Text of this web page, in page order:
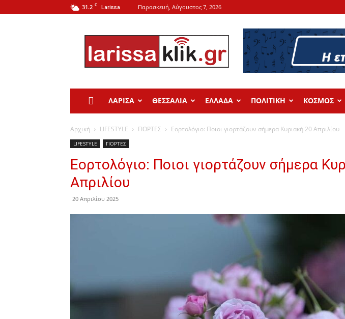
31.2 C Larissa Παρασκευή, Αύγουστος 7, 2026
Larissa
ΛΑΡΙΣΑ ΘΕΣΣΑΛΙΑ ΕΛΛΑΔΑ ΠΟΛΙΤΙΚΗ ΚΟΣΜΟΣ
Αρχική LIFESTYLE ΓΙΟΡΤΕΣ Εορτολόγιο: Ποιοι γιορτάζουν σήμερα Κυριακή 20 Απριλίου
LIFESTYLE ΓΙΟΡΤΕΣ
Εορτολόγιο: Ποιοι γιορτάζουν σήμερα
Απριλίου
20 Απριλίου 2025